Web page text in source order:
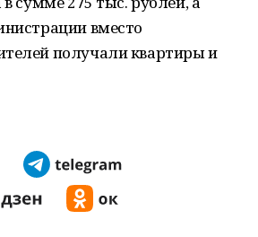
вместо
получали квартиры и